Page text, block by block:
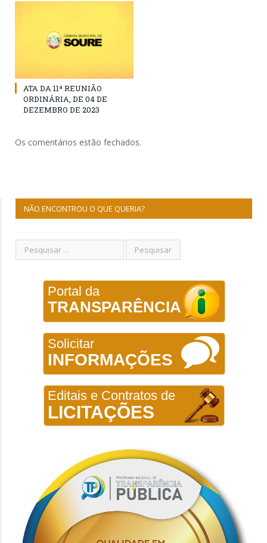
ATA DA 11ª REUNIÃO
ORDINÁRIA, DE 04 DE
DEZEMBRO DE 2023
Os comentários estão fechados.
NÃO ENCONTROU O QUE QUERIA?
Portal da
TRANSPARÊNCIA
Solicitar
INFORMAÇÕES
Editais e Contratos de
LICITAÇÕES